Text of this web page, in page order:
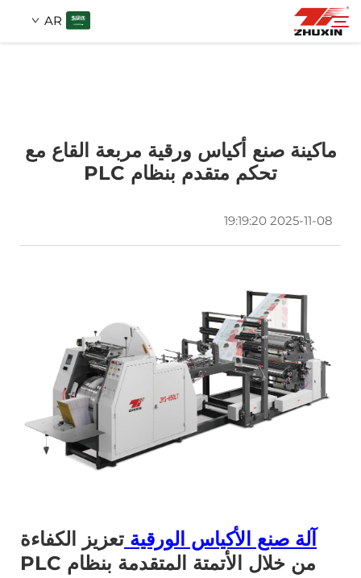
AR
التطبيقات
أخبار
الأسئلة الشائعة
ماكينة صنع أكياس ورقية مربعة القاع مع
تحكم متقدم بنظام PLC
2025-11-08 19:19:20
آلة صنع الأكياس الورقية تعزيز الكفاءة
من خلال الأتمتة المتقدمة بنظام PLC